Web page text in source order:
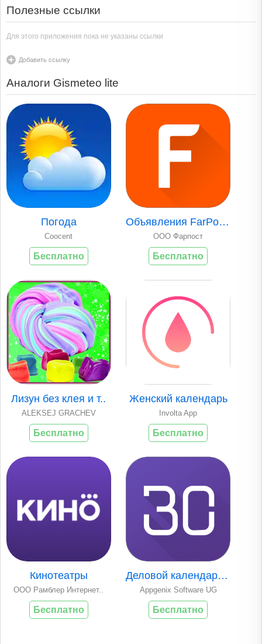
Полезные ссылки
Для этого приложения пока не указаны ссылки
Добавить ссылку
Аналоги Gismeteo lite
Погода
Coocent
Бесплатно
Объявления FarPost..
ООО Фарпост
Бесплатно
Лизун без клея и т..
ALEKSEJ GRACHEV
Бесплатно
Женский календарь
Involta App
Бесплатно
Кинотеатры
ООО Рамблер Интернет..
Бесплатно
Деловой календарь ..
Appgenix Software UG
Бесплатно